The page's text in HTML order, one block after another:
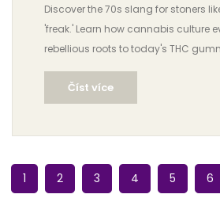
Discover the 70s slang for stoners
'freak.' Learn how cannabis culture
rebellious roots to today's THC
mainstream acceptance.
Číst více
1 2 3 4 5 6